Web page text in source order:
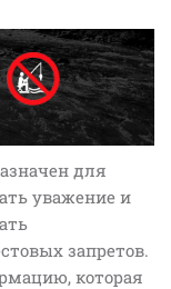
для
уважение и
запретов.
которая